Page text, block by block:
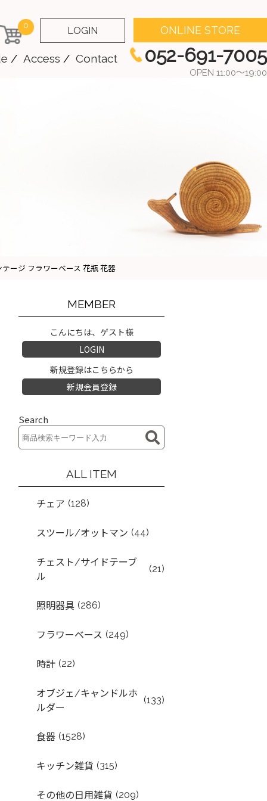
0 LOGIN ONLINE STORE
Access Contact 052-691-7005
OPEN 11:00～19:00
ージ フラワーベース 花瓶 花器
MEMBER
こんにちは、ゲスト様
LOGIN
新規登録はこちらから
新規会員登録
Search
ALL ITEM
チェア (128)
スツール/オットマン (44)
チェスト/サイドテーブ
ル
(21)
照明器具 (286)
フラワーベース (249)
時計 (22)
オブジェ/キャンドルホ
ルダー
(133)
食器 (1528)
キッチン雑貨 (315)
その他の日用雑貨 (209)